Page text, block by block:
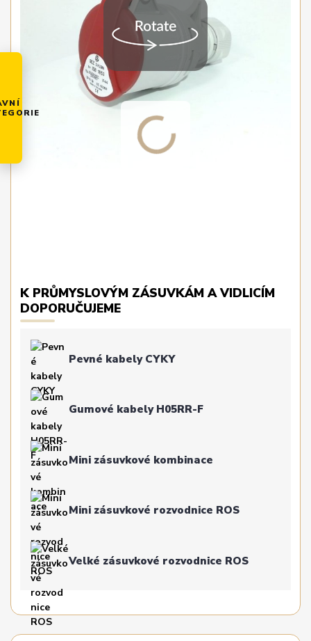
K PRŮMYSLOVÝM ZÁSUVKÁM A VIDLICÍM
DOPORUČUJEME
Pevné kabely CYKY
Gumové kabely H05RR-F
Mini zásuvkové kombinace
Mini zásuvkové rozvodnice ROS
Velké zásuvkové rozvodnice ROS